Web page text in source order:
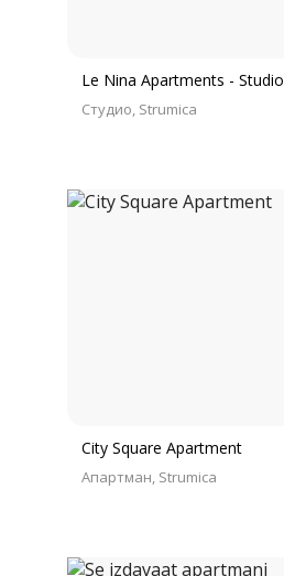
Le Nina Apartments - Studio
Студио Strumica
City Square Apartment
Апартман Strumica